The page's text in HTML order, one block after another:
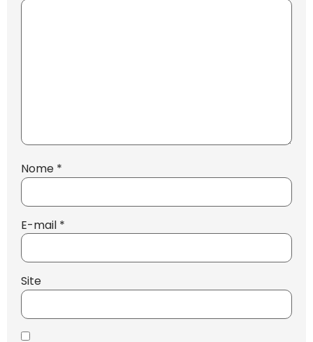
Nome *
E-mail *
Site